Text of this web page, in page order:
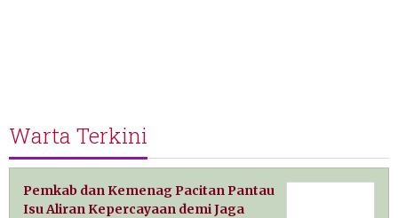
Warta Terkini
Pemkab dan Kemenag Pacitan Pantau
Isu Aliran Kepercayaan demi Jaga